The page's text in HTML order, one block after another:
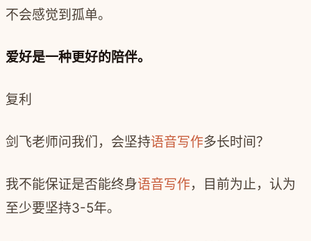
不会感觉到孤单。
爱好是一种更好的陪伴。
复利
剑飞老师问我们，会坚持语音写作多长时间？
我不能保证是否能终身语音写作，目前为止，认为
至少要坚持3-5年。